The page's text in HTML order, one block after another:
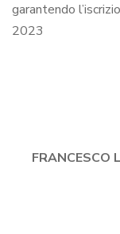
garantendo
2023
FRANCESCO